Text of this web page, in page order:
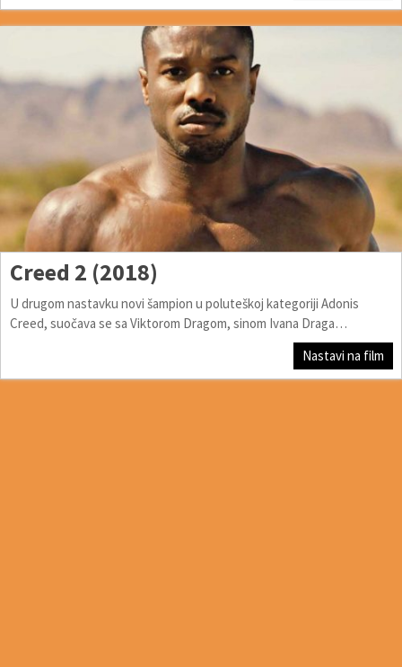
Creed 2 (2018)
U drugom nastavku novi šampion u poluteškoj kategoriji Adonis
Creed, suočava se sa Viktorom Dragom, sinom Ivana Draga…
Nastavi na film